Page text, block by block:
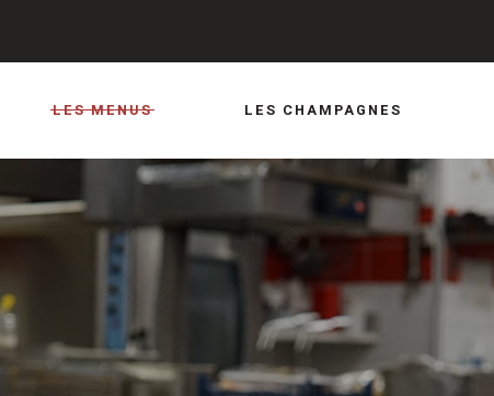
FACEBOOK
INSTAGRAM
LES MENUS LES CHAMPAGNES